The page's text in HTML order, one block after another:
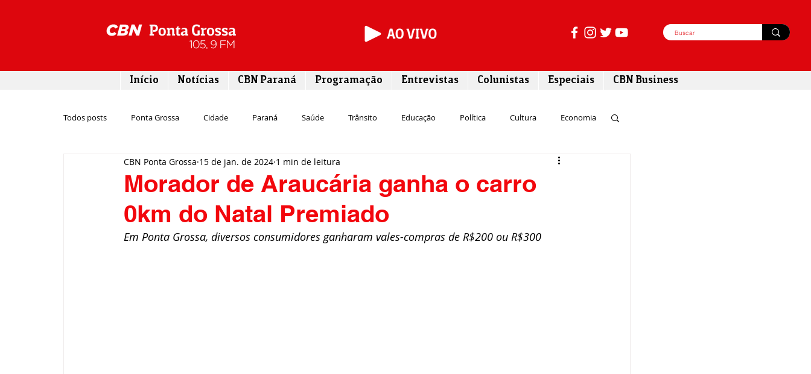
Início Notícias CBN Paraná Programação Entrevistas Colunistas Especiais CBN Business
Todos posts Ponta Grossa Cidade Paraná Saúde Trânsito Educação Política Cultura Economia
Emprego Campos Gerais Segurança Entrevista
Rodovias Agronegócio Meio ambiente Comunicação
Morador de Araucária ganha o carro
0km do Natal Premiado
CBN Ponta Grossa 15 de jan. de 2024 1 min de leitura
Em Ponta Grossa, diversos consumidores ganharam vales-compras de R$200 ou R$300